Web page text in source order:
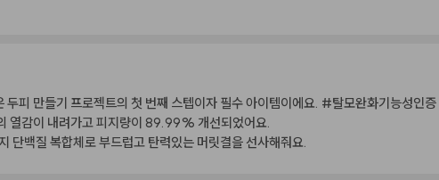
피 만들기 프로젝트의 첫 번째 스텝이자 필수 아이템이에요. #탈모완화기능성인증
열감이 내려가고 피지량이 89.99% 개선되었어요.
단백질 복합체로 부드럽고 탄력있는 머릿결을 선사해줘요.